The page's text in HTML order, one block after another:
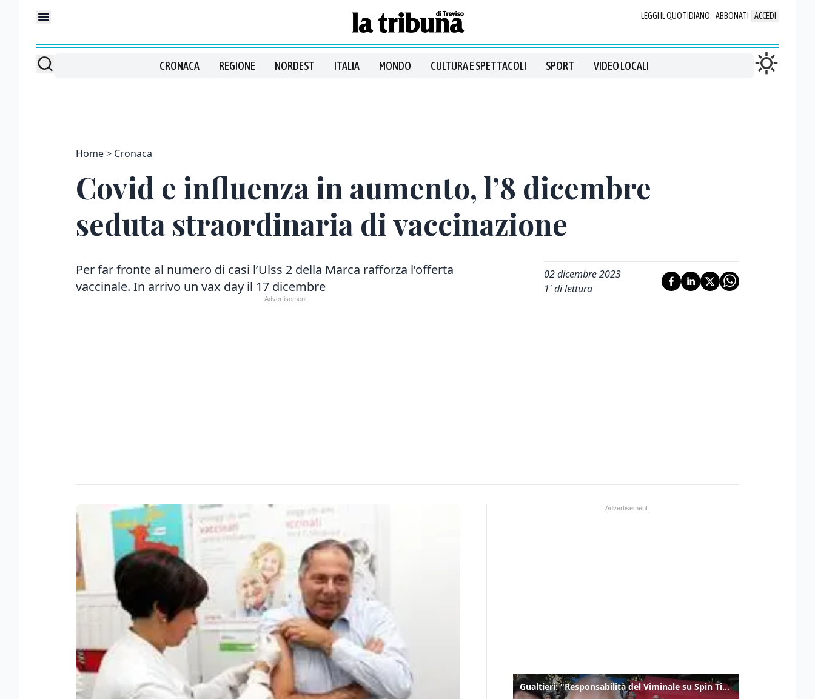
LEGGI IL QUOTIDIANO ABBONATI ACCEDI
CRONACA REGIONE NORDEST ITALIA MONDO CULTURA E SPETTACOLI SPORT VIDEO LOCALI
Home Cronaca
Covid e influenza in aumento, l’8 dicembre
seduta straordinaria di vaccinazione
Per far fronte al numero di casi l’Ulss 2 della Marca rafforza l’offerta
vaccinale. In arrivo un vax day il 17 dicembre
02 dicembre 2023
1' di lettura
Gualtieri: "Responsabilità del Viminale su Spin Time? La posizione dei partiti è nota"